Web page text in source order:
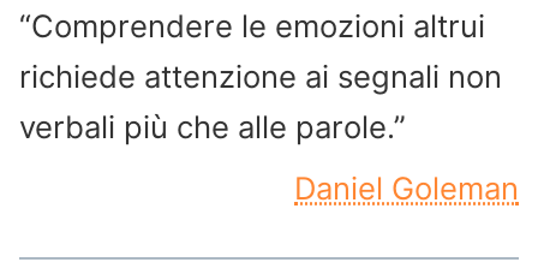
“Comprendere le emozioni altrui
richiede attenzione ai segnali non
verbali più che alle parole.”
Daniel Goleman